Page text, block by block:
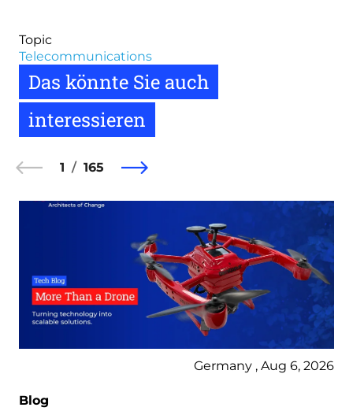
Topic
Telecommunications
Das könnte Sie auch
interessieren
1 165
Germany , Aug 6, 2026
Blog